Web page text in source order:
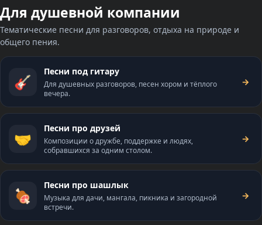
Для душевной компании
Тематические песни для разговоров, отдыха на природе и
общего пения.
🎸
Песни под гитару
Для душевных разговоров, песен хором и тёплого
вечера.
→
🤝
Песни про друзей
Композиции о дружбе, поддержке и людях,
собравшихся за одним столом.
→
🍖
Песни про шашлык
Музыка для дачи, мангала, пикника и загородной
встречи.
→